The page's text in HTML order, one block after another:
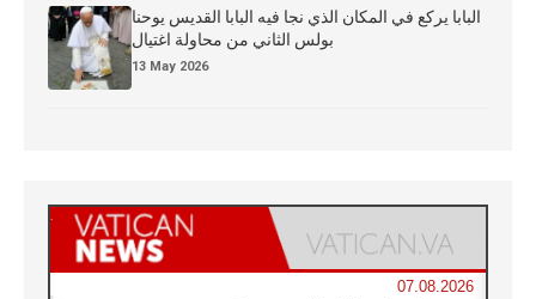
البابا يركع في المكان الذي نجا فيه البابا القديس يوحنا
بولس الثاني من محاولة اغتيال
13 May 2026
07.08.2026